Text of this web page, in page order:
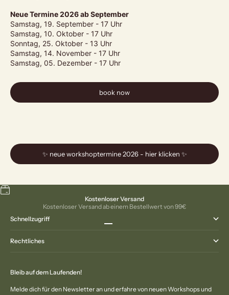
Neue Termine 2026 ab September
Samstag, 19. September - 17 Uhr
Samstag, 10. Oktober - 17 Uhr
Sonntag, 25. Oktober - 13 Uhr
Samstag, 14. November - 17 Uhr
Samstag, 05. Dezember - 17 Uhr
book now
✨ neue workshoptermine 2026 - hier klicken ✨
Kostenloser Versand
Kostenloser Versand ab einem Bestellwert von 99€
Schnellzugriff
Rechtliches
Bleib auf dem Laufenden!
Melde dich für den Newsletter an und erfahre von neuen Workshops und